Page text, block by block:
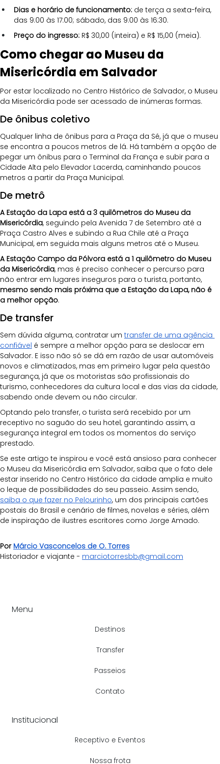
Dias e horário de funcionamento: de terça a sexta-feira,
das 9:00 às 17:00; sábado, das 9:00 às 16:30.
Preço do ingresso: R$ 30,00 (inteira) e R$ 15,00 (meia).
Como chegar ao Museu da
Misericórdia em Salvador
Por estar localizado no Centro Histórico de Salvador, o Museu
da Misericórdia pode ser acessado de inúmeras formas.
De ônibus coletivo
Qualquer linha de ônibus para a Praça da Sé, já que o museu
se encontra a poucos metros de lá. Há também a opção de
pegar um ônibus para o Terminal da França e subir para a
Cidade Alta pelo Elevador Lacerda, caminhando poucos
metros a partir da Praça Municipal.
De metrô
A Estação da Lapa está a 3 quilômetros do Museu da
Misericórdia, seguindo pela Avenida 7 de Setembro até a
Praça Castro Alves e subindo a Rua Chile até a Praça
Municipal, em seguida mais alguns metros até o Museu.
A Estação Campo da Pólvora está a 1 quilômetro do Museu
da Misericórdia, mas é preciso conhecer o percurso para
não entrar em lugares inseguros para o turista, portanto,
mesmo sendo mais próxima que a Estação da Lapa, não é
a melhor opção.
De transfer
Sem dúvida alguma, contratar um transfer de uma agência
confiável é sempre a melhor opção para se deslocar em
Salvador. E isso não só se dá em razão de usar automóveis
novos e climatizados, mas em primeiro lugar pela questão
segurança, já que os motoristas são profissionais do
turismo, conhecedores da cultura local e das vias da cidade,
sabendo onde devem ou não circular.
Optando pelo transfer, o turista será recebido por um
receptivo no saguão do seu hotel, garantindo assim, a
segurança integral em todos os momentos do serviço
prestado.
Se este artigo te inspirou e você está ansioso para conhecer
o Museu da Misericórdia em Salvador, saiba que o fato dele
estar inserido no Centro Histórico da cidade amplia e muito
o leque de possibilidades do seu passeio. Assim sendo,
saiba o que fazer no Pelourinho, um dos principais cartões
postais do Brasil e cenário de filmes, novelas e séries, além
de inspiração de ilustres escritores como Jorge Amado.
Por Márcio Vasconcelos de O. Torres
Historiador e viajante - marciotorresbb@gmail.com
Institucional
Receptivo e Eventos
Nossa frota
Menu
Destinos
Transfer
Passeios
Contato